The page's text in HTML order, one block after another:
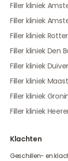
Filler kliniek
Filler kliniek
Filler kliniek
Filler kliniek Den
Filler kliniek
Filler kliniek
Filler kliniek
Filler kliniek
Klachten
Geschillen- en